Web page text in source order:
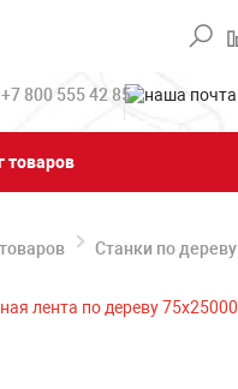
+7 800 555 42 85
товаров
Станки по дереву